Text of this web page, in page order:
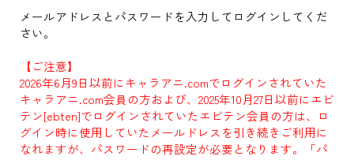
メールアドレスとパスワードを入力してログインしてくだ
さい。
【ご注意】
2026年6月9日以前にキャラアニ.comでログインされていた
キャラアニ.com会員の方および、2025年10月27日以前にエビ
テン[ebten]でログインされていたエビテン会員の方は、ロ
グイン時に使用していたメールドレスを引き続きご利用に
なれますが、パスワードの再設定が必要となります。「パ